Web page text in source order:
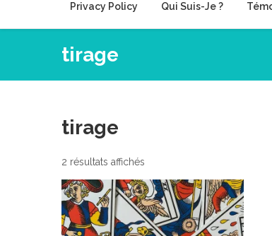
Privacy Policy Qui Suis-Je ?
tirage
tirage
2 résultats affichés